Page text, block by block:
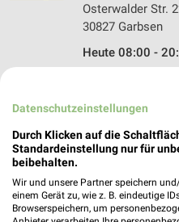
Osterwalder Str.
30827 Garbsen
Heute 08:00 -
257,14 km •
Hol'ab Hannover
Alte Stöckener
Heute 08:00 -
254,51 km •
Datenschutzeinstellungen
Durch Klicken auf die
Standardeinstellung nur für
beibehalten.
Wir und unsere Partner speichern
einem Gerät zu, wie z. B. eindeutige
Browserspeichern, um